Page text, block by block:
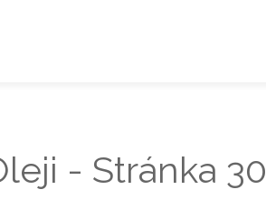
- Stránka 30